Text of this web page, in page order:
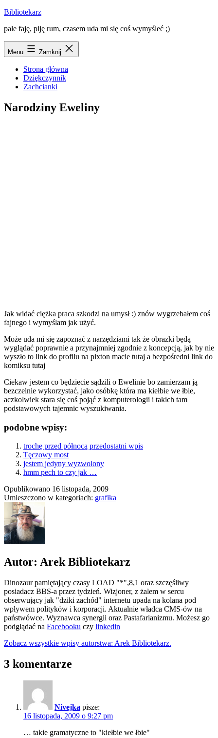
Przejdź
treści
Bibliotekarz
pale faję, piję rum, czasem uda mi się coś wymyśleć ;)
Menu Zamknij
Strona główna
Dziękczynnik
Zachcianki
Narodziny Eweliny
Jak widać ciężka praca szkodzi na umysł :) znów wygrzebałem coś
fajnego i wymyślam jak użyć.
Może uda mi się zapoznać z narzędziami tak że obrazki będą
wyglądać poprawnie a przynajmniej zgodnie z koncepcją, jak by nie
wyszło to link do profilu na pixton macie tutaj a bezpośredni link do
komiksu tutaj
Ciekaw jestem co będziecie sądzili o Ewelinie bo zamierzam ją
bezczelnie wykorzystać, jako osóbkę która ma kiełbie we łbie,
aczkolwiek stara się coś pojąć z komputerologii i takich tam
podstawowych tajemnic wyszukiwania.
podobne wpisy:
trochę przed północą przedostatni wpis
Tęczowy most
jestem jedyny wyzwolony
hmm pech to czy jak …
Opublikowano 16 listopada, 2009
Umieszczono w kategoriach: grafika
Autor: Arek Bibliotekarz
Dinozaur pamiętający czasy LOAD "*",8,1 oraz szczęśliwy
posiadacz BBS-a przez tydzień. Wizjoner, z żalem w sercu
obserwujący jak "dziki zachód" internetu upada na kolana pod
wpływem polityków i korporacji. Aktualnie władca CMS-ów na
państwówce. Wyznawca synergii oraz Pastafarianizmu. Możesz go
podglądać na Facebooku czy linkedin
Zobacz wszystkie wpisy autorstwa: Arek Bibliotekarz.
3 komentarze
Nivejka pisze:
16 listopada, 2009 o 9:27 pm
… takie gramatyczne to "kiełbie we łbie"